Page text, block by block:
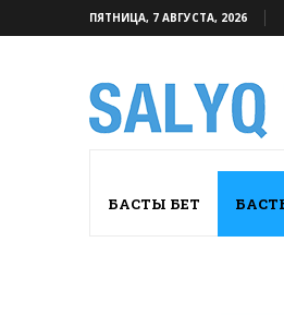
ПЯТНИЦА, 7 АВГУСТА, 2026
БАСТЫ БЕТ